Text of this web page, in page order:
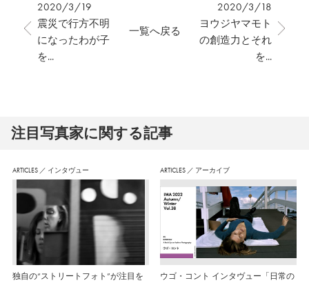
2020/3/19
震災で行方不明
になったわが子
を...
2020/3/18
ヨウジヤマモト
の創造⼒とそれ
を...
一覧へ戻る
注⽬写真家に関する記事
ARTICLES ／ インタヴュー
独自の“ストリートフォト”が注目を
ARTICLES ／ アーカイブ
ウゴ・コント インタヴュー「日常の